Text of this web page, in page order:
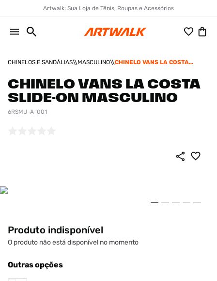
Artwalk: Sua Loja de Tênis, Roupas e Acessórios
CHINELOS E SANDÁLIAS MASCULINO
CHINELO VANS LA COSTA
CHINELO VANS LA COSTA
SLIDE-ON MASCULINO
6RSMU-A-001
Produto indisponível
O produto não está disponível no momento
Outras opções